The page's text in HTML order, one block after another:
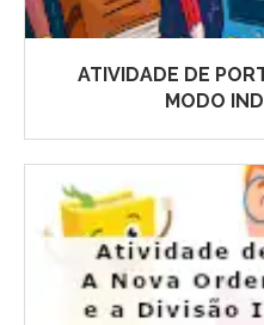
ATIVIDADE DE
MODO